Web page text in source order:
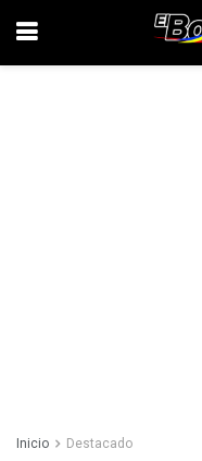
Inicio Destacado